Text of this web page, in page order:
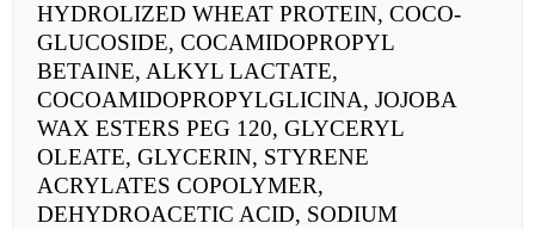
HYDROLIZED WHEAT PROTEIN, COCO-
GLUCOSIDE, COCAMIDOPROPYL
BETAINE, ALKYL LACTATE,
COCOAMIDOPROPYLGLICINA, JOJOBA
WAX ESTERS PEG 120, GLYCERYL
OLEATE, GLYCERIN, STYRENE
ACRYLATES COPOLYMER,
DEHYDROACETIC ACID, SODIUM